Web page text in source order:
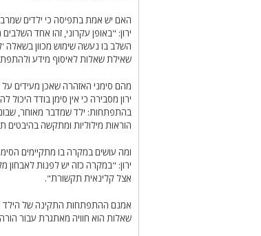
האם יש אמת בתפיסה כי ילדים
ירון: "באופן עקרוני, זהו אחד
השלב בו נעשה שימוש מכוון בשאלה
שאילת שאלות לאיסוף מידע
מהם סימני האזהרה שאכן מעידים
ירון מסבירה כי אין סימן בודד
בהתפתחות: ילד שמדבר מאוחר,
הוראות מילוליות ומתקשה בהיבטים
ומה עושים במקרה בו מתקיימים
ירון: "במקרה כזה יש לפנות לאבחון
אצל קלינאית תקשורת".
אמנם ההתפתחות התקינה של הילד
שאלות הוא חוויה מאתגרת עבור הורה